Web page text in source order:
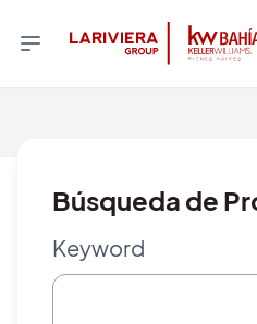
Búsqueda de
Keyword